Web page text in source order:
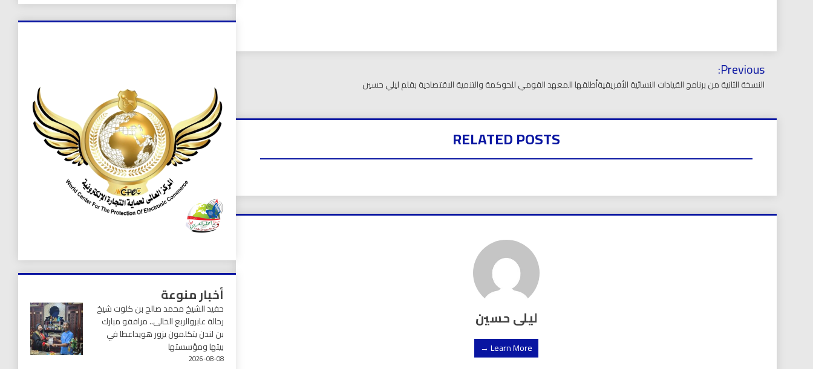
تصفّح
المقالات
Previous:
النسخة الثانية من برنامج القيادات النسائية الأفريقيةأطلقها المعهد القومي للحوكمة والتنمية الاقتصادية بقلم ليلي حسين
RELATED POSTS
ليلى حسين
Learn More →
أخبار منوعة
حفيد الشيخ محمد صالح بن كلوت شيخ
رحالة عابروالربع الخالى.. مرافقو مبارك
بن لندن يتكلمون يزور هويداعطا في
بيتها ومؤسستها
2026-08-08